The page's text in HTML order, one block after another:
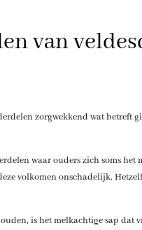
van
zorgwekkend wat betreft
waar ouders zich soms
volkomen onschadelijk.
is het melkachtige sap